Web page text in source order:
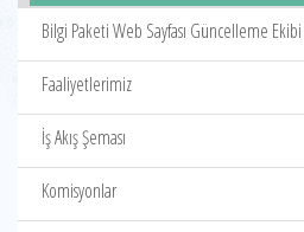
Bilgi Paketi Web Sayfası Güncelleme Ekibi
Faaliyetlerimiz
İş Akış Şeması
Komisyonlar